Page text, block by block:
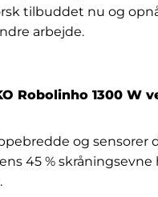
tilbuddet nu og
arbejde.
Robolinho 1300 W
og sensorer
45 %